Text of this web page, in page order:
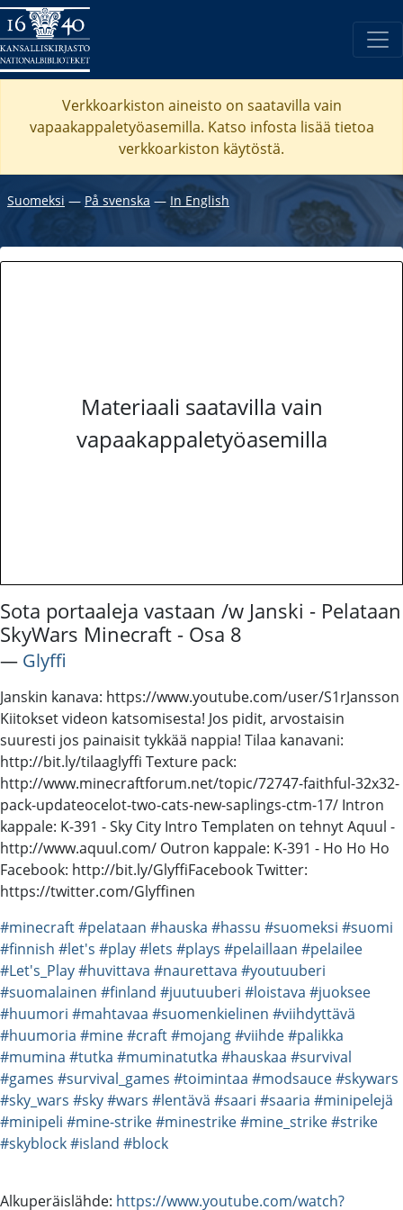
Verkkoarkiston aineisto on saatavilla vain
vapaakappaletyöasemilla. Katso infosta lisää tietoa
verkkoarkiston käytöstä.
Suomeksi ― På svenska ― In English
Materiaali saatavilla vain
vapaakappaletyöasemilla
Sota portaaleja vastaan /w Janski - Pelataan
SkyWars Minecraft - Osa 8
― Glyffi
Janskin kanava: https://www.youtube.com/user/S1rJansson
Kiitokset videon katsomisesta! Jos pidit, arvostaisin
suuresti jos painaisit tykkää nappia! Tilaa kanavani:
http://bit.ly/tilaaglyffi Texture pack:
http://www.minecraftforum.net/topic/72747-faithful-32x32-
pack-updateocelot-two-cats-new-saplings-ctm-17/ Intron
kappale: K-391 - Sky City Intro Templaten on tehnyt Aquul -
http://www.aquul.com/ Outron kappale: K-391 - Ho Ho Ho
Facebook: http://bit.ly/GlyffiFacebook Twitter:
https://twitter.com/Glyffinen
#minecraft#pelataan #hauska #hassu #suomeksi #suomi
#finnish #let's #play#lets #plays #pelaillaan #pelailee
#Let's_Play#huvittava #naurettava #youtuuberi
#suomalainen #finland #juutuuberi #loistava #juoksee
#huumori #mahtavaa #suomenkielinen #viihdyttävä
#huumoria #mine#craft#mojang#viihde#palikka
#mumina #tutka #muminatutka #hauskaa #survival
#games #survival_games #toimintaa #modsauce#skywars
#sky_wars #sky#wars #lentävä #saari #saaria #minipelejä
#minipeli #mine-strike#minestrike#mine_strike#strike
#skyblock#island #block
Alkuperäislähde: https://www.youtube.com/watch?